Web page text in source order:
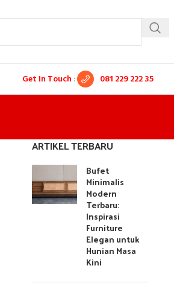
Get In Touch : 081 229 222 35
ARTIKEL TERBARU
Bufet
Minimalis
Modern
Terbaru:
Inspirasi
Furniture
Elegan untuk
Hunian Masa
Kini